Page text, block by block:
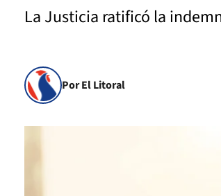
La Justicia ratificó la
Por El Litoral